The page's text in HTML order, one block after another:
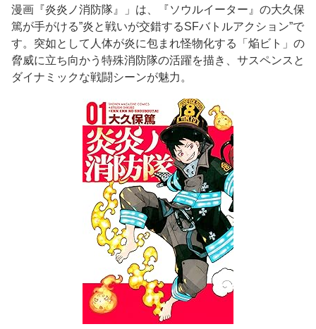
漫画『炎炎ノ消防隊』」は、『ソウルイーター』の大久保
篤が手がける”炎と戦いが交錯するSFバトルアクション”で
す。突如として人体が炎に包まれ怪物化する「焔ビト」の
脅威に立ち向かう特殊消防隊の活躍を描き、サスペンスと
ダイナミックな戦闘シーンが魅力。